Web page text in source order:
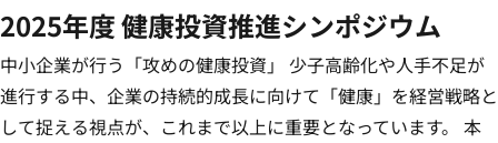
2025年度 健康投資推進シンポジウム
中小企業が行う「攻めの健康投資」 少子高齢化や人手不足が
進行する中、企業の持続的成長に向けて「健康」を経営戦略と
して捉える視点が、これまで以上に重要となっています。 本